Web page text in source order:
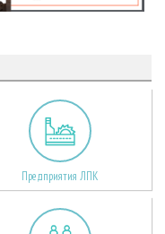
Предприятия ЛПК